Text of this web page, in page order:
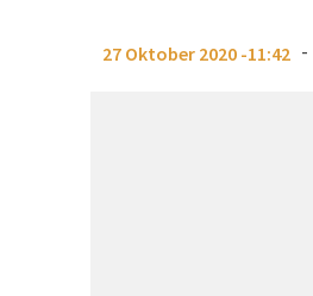
27 Oktober 2020 -11:42 -